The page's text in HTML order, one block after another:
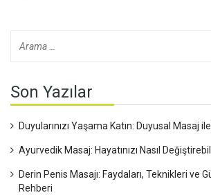
Son Yazılar
Duyularınızı Yaşama Katın: Duyusal Masaj
Ayurvedik Masaj: Hayatınızı Nasıl
Derin Penis Masajı: Faydaları, Teknikleri ve
Rehberi